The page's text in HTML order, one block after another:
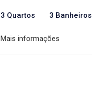
3 Quartos 3 Banheiros
Mais informações